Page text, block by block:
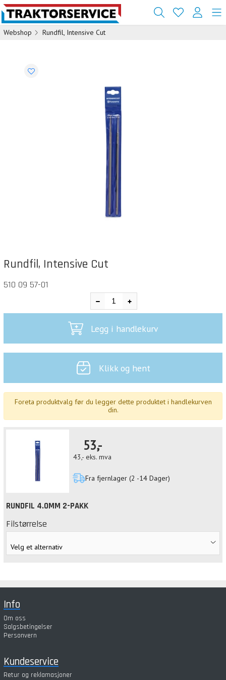
Webshop Rundfil, Intensive Cut
Rundfil, Intensive Cut
510 09 57-01
Legg i handlekurv
Klikk og hent
Foreta produktvalg før du legger dette produktet i handlekurven
din.
53,-
43,- eks. mva
Fra fjernlager (2 -14 Dager)
RUNDFIL 4.0MM 2-PAKK
Filstørrelse
Info
Om oss
Salgsbetingelser
Personvern
Kundeservice
Retur og reklamasjoner